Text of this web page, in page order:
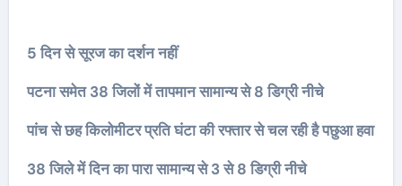
5 दिन से सूरज का दर्शन नहीं
पटना समेत 38 जिलों में तापमान सामान्य से 8 डिग्री नीचे
पांच से छह किलोमीटर प्रति घंटा की रफ्तार से चल रही है पछुआ हवा
38 जिले में दिन का पारा सामान्य से 3 से 8 डिग्री नीचे